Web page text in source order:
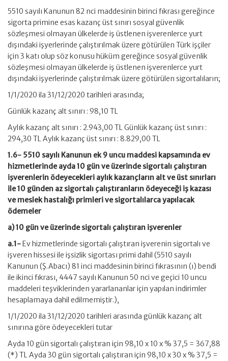
5510 sayılı Kanunun 82 nci maddesinin birinci fıkrası gereğince
sigorta primine esas kazanç üst sınırı sosyal güvenlik
sözleşmesi olmayan ülkelerde iş üstlenen işverenlerce yurt
dışındaki işyerlerinde çalıştırılmak üzere götürülen Türk işçiler
için 3 katı olup söz konusu hüküm gereğince sosyal güvenlik
sözleşmesi olmayan ülkelerde iş üstlenen işverenlerce yurt
dışındaki işyerlerinde çalıştırılmak üzere götürülen sigortalıların;
1/1/2020 ila 31/12/2020 tarihleri arasında;
Günlük kazanç alt sınırı : 98,10 TL
Aylık kazanç alt sınırı : 2.943,00 TL Günlük kazanç üst sınırı :
294,30 TL Aylık kazanç üst sınırı : 8.829,00 TL
1.6- 5510 sayılı Kanunun ek 9 uncu maddesi kapsamında ev
hizmetlerinde ayda 10 gün ve üzerinde sigortalı çalıştıran
işverenlerin ödeyecekleri aylık kazançların alt ve üst sınırları
ile 10 günden az sigortalı çalıştıranların ödeyeceği iş kazası
ve meslek hastalığı primleri ve sigortalılarca yapılacak
ödemeler
a) 10 gün ve üzerinde sigortalı çalıştıran işverenler
a.1-Ev hizmetlerinde sigortalı çalıştıran işverenin sigortalı ve
işveren hissesi ile işsizlik sigortası primi dahil (5510 sayılı
Kanunun (Ş.Abacı) 81 inci maddesinin birinci fıkrasının (ı) bendi
ile ikinci fıkrası, 4447 sayılı Kanunun 50 nci ve geçici 10 uncu
maddeleri teşviklerinden yararlananlar için yapılan indirimler
hesaplamaya dahil edilmemiştir.),
1/1/2020 ila 31/12/2020 tarihleri arasında günlük kazanç alt
sınırına göre ödeyecekleri tutar
Ayda 10 gün sigortalı çalıştıran için 98,10 x 10 x % 37,5 = 367,88
(*) TL Ayda 30 gün sigortalı çalıştıran için 98,10 x 30 x % 37,5 =